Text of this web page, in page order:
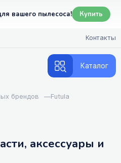
вашего пылесоса! Купить
Контакты
Каталог
брендов —Futula
аксессуары и